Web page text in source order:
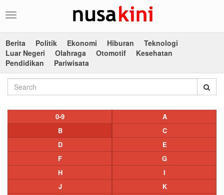
Toggle
Berita
Politik Ekonomi Hiburan
Teknologi
Luar Negeri
Olahraga Otomotif
Kesehatan
Pendidikan
Pariwisata
0-9
A
B
C
D
E
F
G
H
I
J
K